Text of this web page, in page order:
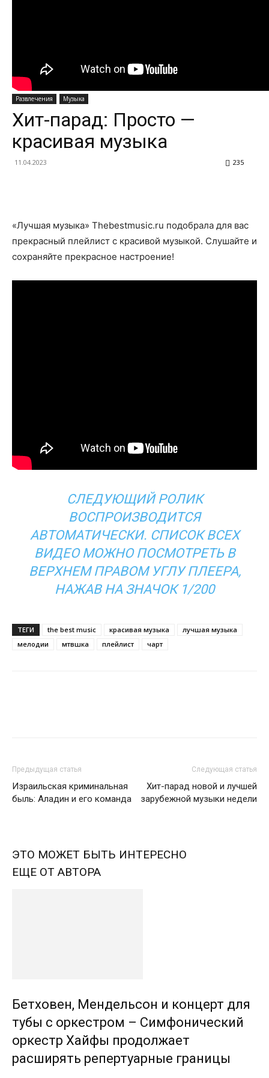
Развлечения Музыка
Хит-парад: Просто —
красивая музыка
11.04.2023 235
«Лучшая музыка» Thebestmusic.ru подобрала для вас
прекрасный плейлист с красивой музыкой. Слушайте и
сохраняйте прекрасное настроение!
СЛЕДУЮЩИЙ РОЛИК
ВОСПРОИЗВОДИТСЯ
АВТОМАТИЧЕСКИ. СПИСОК ВСЕХ
ВИДЕО МОЖНО ПОСМОТРЕТЬ В
ВЕРХНЕМ ПРАВОМ УГЛУ ПЛЕЕРА,
НАЖАВ НА ЗНАЧОК 1/200
ТЕГИ the best music красивая музыка
лучшая музыка
мелодии
мтвшка плейлист чарт
Предыдущая статья
Израильская криминальная
быль: Аладин и его команда
Следующая статья
Хит-парад новой и лучшей
зарубежной музыки недели
ЭТО МОЖЕТ БЫТЬ ИНТЕРЕСНО
ЕЩЕ ОТ АВТОРА
Бетховен, Мендельсон и концерт для
тубы с оркестром – Симфонический
оркестр Хайфы продолжает
расширять репертуарные границы